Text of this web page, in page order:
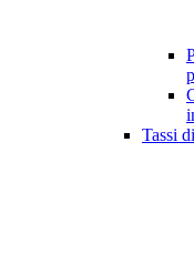
Tassi